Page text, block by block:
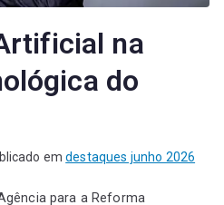
na
do
emdestaques junho 2026
para a Reforma